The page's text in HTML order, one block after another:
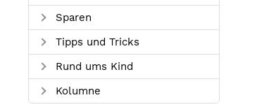
Sparen
Tipps und Tricks
Rund ums Kind
Kolumne